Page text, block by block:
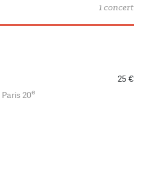
1 concert
25 €
Paris 20e